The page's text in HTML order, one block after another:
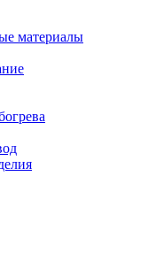
материалы